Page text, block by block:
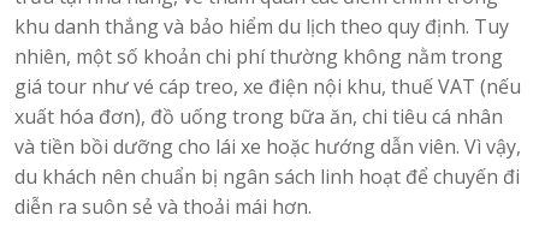
khu danh thắng và bảo hiểm du lịch theo quy định. Tuy
nhiên, một số khoản chi phí thường không nằm trong
giá tour như vé cáp treo, xe điện nội khu, thuế VAT (nếu
xuất hóa đơn), đồ uống trong bữa ăn, chi tiêu cá nhân
và tiền bồi dưỡng cho lái xe hoặc hướng dẫn viên. Vì vậy,
du khách nên chuẩn bị ngân sách linh hoạt để chuyến đi
diễn ra suôn sẻ và thoải mái hơn.